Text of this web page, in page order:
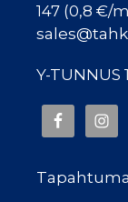
147 (0,8 €/
Y-TUNNUS